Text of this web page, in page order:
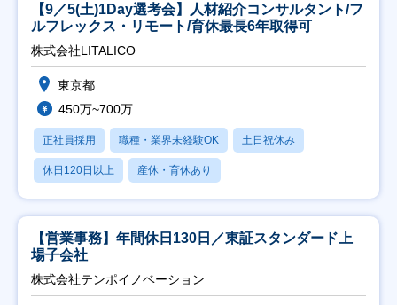
【9／5(土)1Day選考会】人材紹介コンサルタント/フ
ルフレックス・リモート/育休最長6年取得可
株式会社LITALICO
東京都
450万~700万
正社員採用 職種・業界未経験OK 土日祝休み
休日120日以上 産休・育休あり
【営業事務】年間休日130日／東証スタンダード上
場子会社
株式会社テンポイノベーション